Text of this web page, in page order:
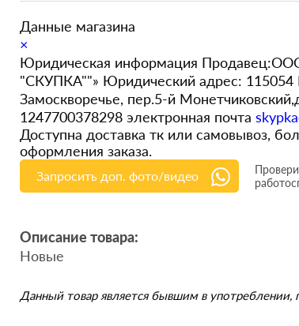
Данные магазина
×
Юридическая информация
"СКУПКА""» Юридический адрес: 115054
Замоскворечье, пер.5-й
1247700378298 электронная почта
Доступна доставка тк или самовывоз,
оформления заказа.
Запросить доп. фото/видео
Описание товара:
Новые
Данный товар является бывшим в употреблении,